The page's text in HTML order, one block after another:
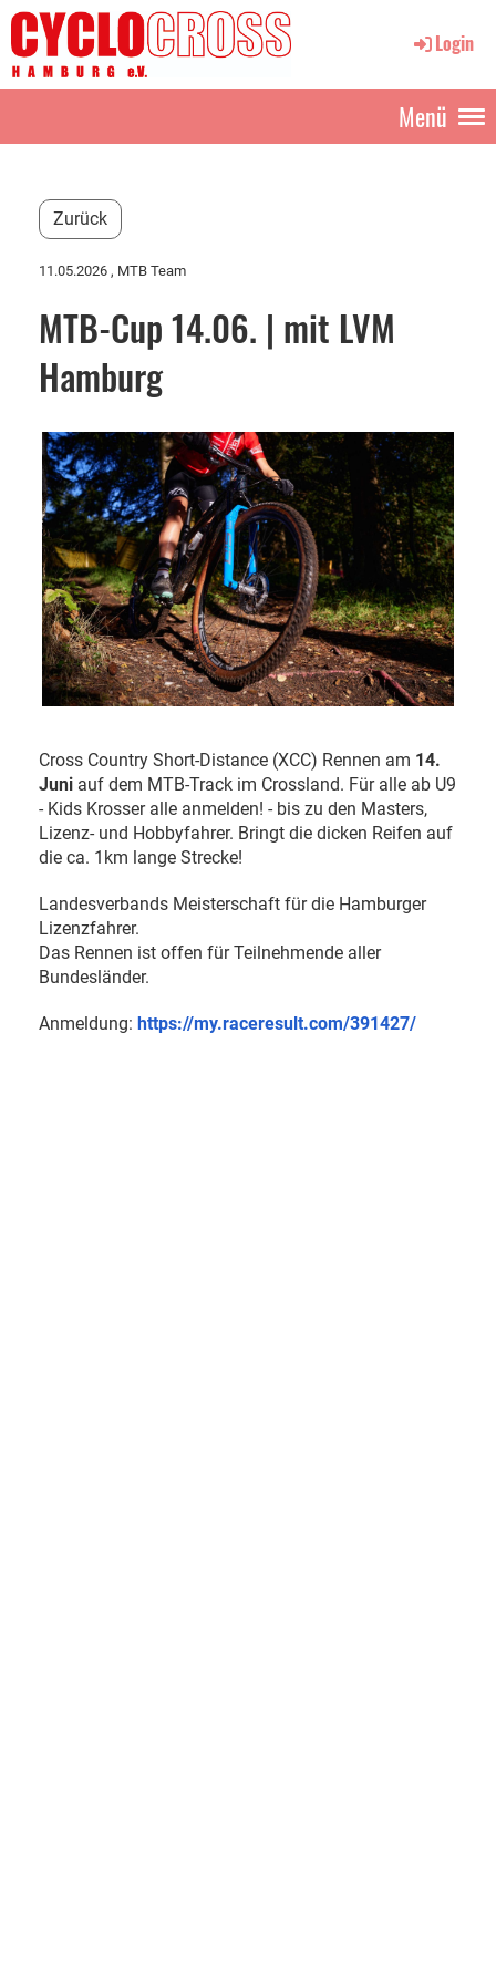
Login
Menü
Zurück
11.05.2026 , MTB Team
MTB-Cup 14.06. | mit LVM
Hamburg
Cross Country Short-Distance (XCC) Rennen am 14.
Juni auf dem MTB-Track im Crossland. Für alle ab U9
- Kids Krosser alle anmelden! - bis zu den Masters,
Lizenz- und Hobbyfahrer. Bringt die dicken Reifen auf
die ca. 1km lange Strecke!
Landesverbands Meisterschaft für die Hamburger
Lizenzfahrer.
Das Rennen ist offen für Teilnehmende aller
Bundesländer.
Anmeldung: https://my.raceresult.com/391427/